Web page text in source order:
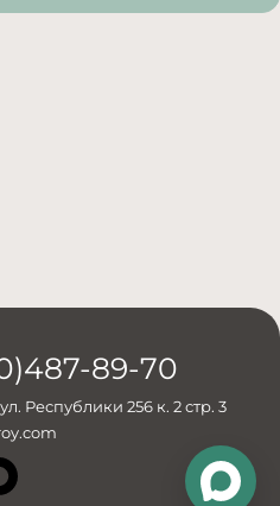
89-70
Республики 256 к. 2 стр. 3